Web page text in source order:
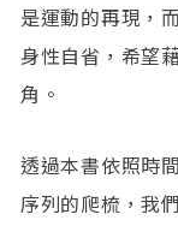
是運動的再現，
身性自省，希望
角。
透過本書依照時
序列的爬梳，我